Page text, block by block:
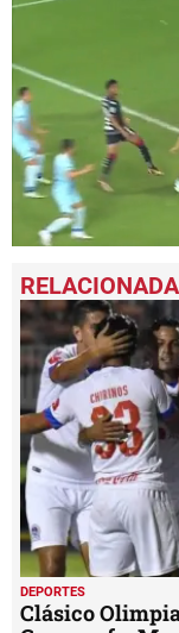
seconds
of
1
minute,
40
seconds
DEPORTES
Clásico